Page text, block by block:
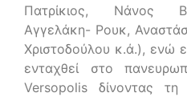
Πατρίκιος, Νάνος
Αγγελάκη- Ρουκ,
Χριστοδούλου κ.ά.), ενώ
ενταχθεί στο
Versopolis δίνοντας